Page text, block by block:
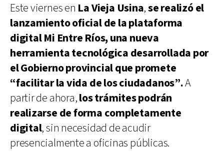
Este viernes en La Vieja Usina,se realizó el
lanzamiento oficial de la plataforma
digital Mi Entre Ríos, una nueva
herramienta tecnológica desarrollada por
el Gobierno provincial que promete
“facilitar la vida de los ciudadanos”.A
partir de ahora,los trámites podrán
realizarse de forma completamente
digital, sin necesidad de acudir
presencialmente a oficinas públicas.